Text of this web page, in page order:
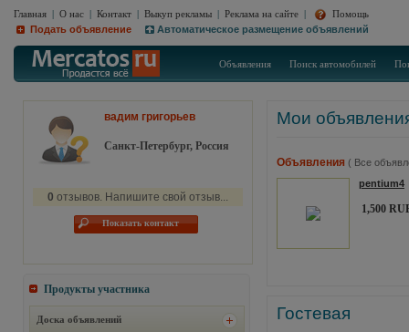
Главная | О нас | Контакт | Выкуп рекламы | Реклама на сайте |
Помощь
Подать объявление
Автоматическое размещение объявлений
Объявления Поиск автомобилей
вадим григорьев
Санкт-Петербург, Россия
0 отзывов. Напишите свой отзыв...
Показать контакт
Продукты участника
Доска объявлений
Мои
Объявления ( Все
pentium4
1,500
Гостевая